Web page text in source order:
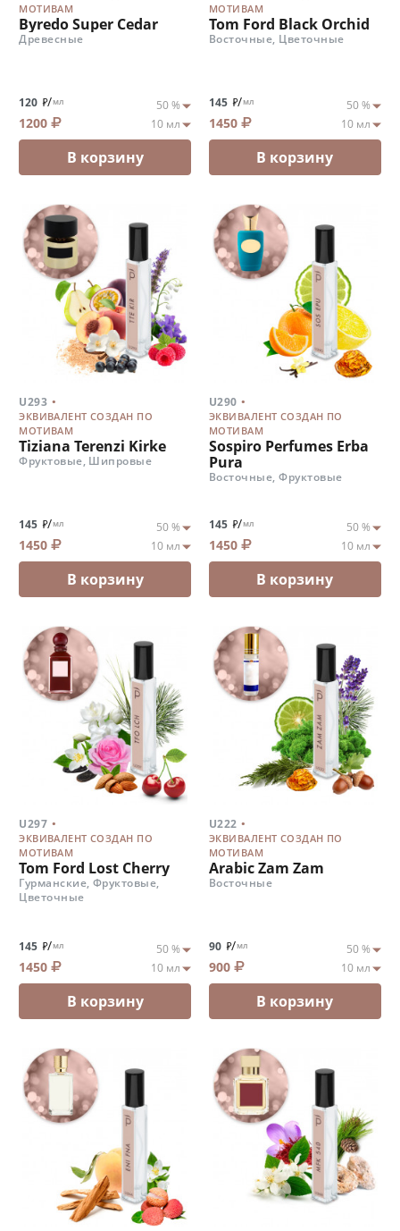
МОТИВАМ
Byredo Super Cedar
Древесные
120 /мл
1200
В корзину
МОТИВАМ
Tom Ford Black Orchid
Восточные, Цветочные
145 /мл
1450
В корзину
U293 .
ЭКВИВАЛЕНТ СОЗДАН ПО
МОТИВАМ
Tiziana Terenzi Kirke
Фруктовые, Шипровые
145 /мл
1450
В корзину
U290 .
ЭКВИВАЛЕНТ СОЗДАН ПО
МОТИВАМ
Sospiro Perfumes Erba
Pura
Восточные, Фруктовые
145 /мл
1450
В корзину
U297 .
ЭКВИВАЛЕНТ СОЗДАН ПО
МОТИВАМ
Tom Ford Lost Cherry
Гурманские, Фруктовые,
Цветочные
145 /мл
1450
В корзину
U222 .
ЭКВИВАЛЕНТ СОЗДАН ПО
МОТИВАМ
Arabic Zam Zam
Восточные
90 /мл
900
В корзину